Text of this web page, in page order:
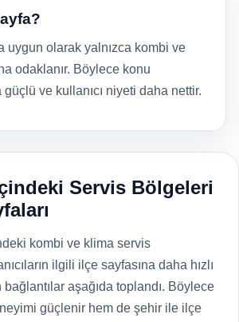
uygun olarak yalnızca kombi ve
odaklanır. Böylece konu
ve kullanıcı niyeti daha nettir.
Servis Bölgeleri
kombi ve klima servis
ilgili ilçe sayfasına daha hızlı
aşağıda toplandı. Böylece
güçlenir hem de şehir ile ilçe